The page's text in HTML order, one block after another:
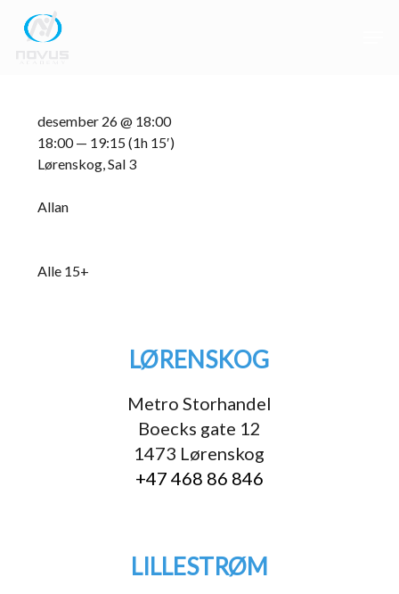
Alle 15+
desember 26 @ 18:00
18:00 — 19:15(1h 15′)
Lørenskog, Sal 3
Allan
LØRENSKOG
Metro Storhandel
Boecks gate 12
1473 Lørenskog
+47 468 86 846
LILLESTRØM